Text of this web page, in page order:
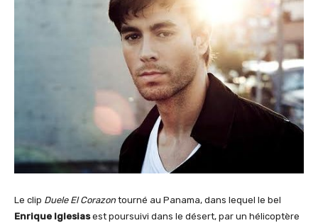
Le clip Duele El Corazon tourné au Panama, dans lequel le bel
Enrique Iglesiasest poursuivi dans le désert, par un hélicoptère